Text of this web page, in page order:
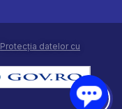
Protecția datelor cu